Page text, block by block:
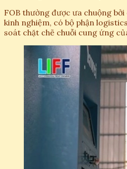
FOB thường được ưa chuộng bởi
kinh nghiệm, có bộ phận
soát chặt chẽ chuỗi cung ứng